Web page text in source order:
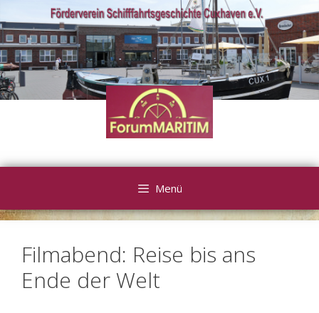
Inhalt
springen
Menü
Filmabend: Reise bis ans
Ende der Welt